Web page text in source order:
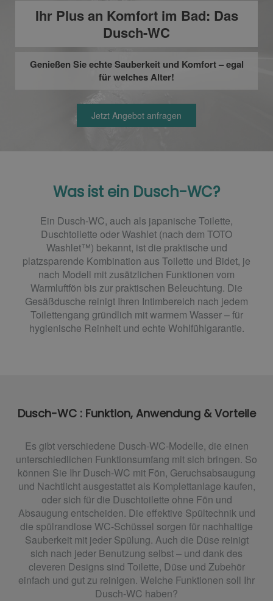
Ihr Plus an Komfort im Bad: Das
Dusch-WC
Genießen Sie echte Sauberkeit und Komfort – egal
für welches Alter!
Jetzt Angebot anfragen
Was ist ein Dusch-WC?
Ein Dusch-WC, auch als japanische Toilette,
Duschtoilette oder Washlet (nach dem TOTO
Washlet™) bekannt, ist die praktische und
platzsparende Kombination aus Toilette und Bidet, je
nach Modell mit zusätzlichen Funktionen vom
Warmluftfön bis zur praktischen Beleuchtung. Die
Gesäßdusche reinigt Ihren Intimbereich nach jedem
Toilettengang gründlich mit warmem Wasser – für
hygienische Reinheit und echte Wohlfühlgarantie.
Dusch-WC : Funktion, Anwendung & Vorteile
Es gibt verschiedene Dusch-WC-Modelle, die einen
unterschiedlichen Funktionsumfang mit sich bringen. So
können Sie Ihr Dusch-WC mit Fön, Geruchsabsaugung
und Nachtlicht ausgestattet als Komplettanlage kaufen,
oder sich für die Duschtoilette ohne Fön und
Absaugung entscheiden. Die effektive Spültechnik und
die spülrandlose WC-Schüssel sorgen für nachhaltige
Sauberkeit mit jeder Spülung. Auch die Düse reinigt
sich nach jeder Benutzung selbst – und dank des
cleveren Designs sind Toilette, Düse und Zubehör
einfach und gut zu reinigen. Welche Funktionen soll Ihr
Dusch-WC haben?